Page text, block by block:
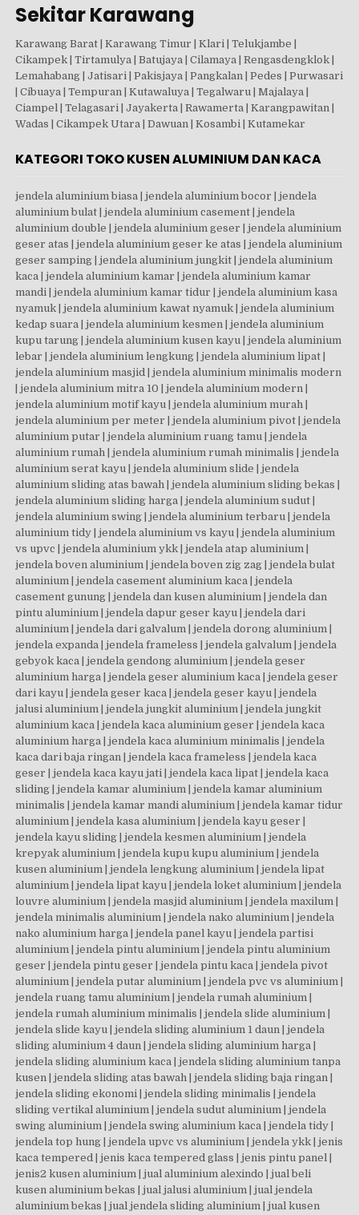
Sekitar Karawang
Karawang Barat | Karawang Timur | Klari | Telukjambe |
Cikampek | Tirtamulya | Batujaya | Cilamaya | Rengasdengklok |
Lemahabang | Jatisari | Pakisjaya | Pangkalan | Pedes | Purwasari
| Cibuaya | Tempuran | Kutawaluya | Tegalwaru | Majalaya |
Ciampel | Telagasari | Jayakerta | Rawamerta | Karangpawitan |
Wadas | Cikampek Utara | Dawuan | Kosambi | Kutamekar
KATEGORI TOKO KUSEN ALUMINIUM DAN KACA
jendela aluminium biasa | jendela aluminium bocor | jendela aluminium bulat | jendela aluminium casement | jendela aluminium double | jendela aluminium geser | jendela aluminium geser atas | jendela aluminium geser ke atas | jendela aluminium geser samping | jendela aluminium jungkit | jendela aluminium kaca | jendela aluminium kamar | jendela aluminium kamar mandi | jendela aluminium kamar tidur | jendela aluminium kasa nyamuk | jendela aluminium kawat nyamuk | jendela aluminium kedap suara | jendela aluminium kesmen | jendela aluminium kupu tarung | jendela aluminium kusen kayu | jendela aluminium lebar | jendela aluminium lengkung | jendela aluminium lipat | jendela aluminium masjid | jendela aluminium minimalis modern | jendela aluminium mitra 10 | jendela aluminium modern | jendela aluminium motif kayu | jendela aluminium murah | jendela aluminium per meter | jendela aluminium pivot | jendela aluminium putar | jendela aluminium ruang tamu | jendela aluminium rumah | jendela aluminium rumah minimalis | jendela aluminium serat kayu | jendela aluminium slide | jendela aluminium sliding atas bawah | jendela aluminium sliding bekas | jendela aluminium sliding harga | jendela aluminium sudut | jendela aluminium swing | jendela aluminium terbaru | jendela aluminium tidy | jendela aluminium vs kayu | jendela aluminium vs upvc | jendela aluminium ykk | jendela atap aluminium | jendela boven aluminium | jendela boven zig zag | jendela bulat aluminium | jendela casement aluminium kaca | jendela casement gunung | jendela dan kusen aluminium | jendela dan pintu aluminium | jendela dapur geser kayu | jendela dari aluminium | jendela dari galvalum | jendela dorong aluminium | jendela expanda | jendela frameless | jendela galvalum | jendela gebyok kaca | jendela gendong aluminium | jendela geser aluminium harga | jendela geser aluminium kaca | jendela geser dari kayu | jendela geser kaca | jendela geser kayu | jendela jalusi aluminium | jendela jungkit aluminium | jendela jungkit aluminium kaca | jendela kaca aluminium geser | jendela kaca aluminium harga | jendela kaca aluminium minimalis | jendela kaca dari baja ringan | jendela kaca frameless | jendela kaca geser | jendela kaca kayu jati | jendela kaca lipat | jendela kaca sliding | jendela kamar aluminium | jendela kamar aluminium minimalis | jendela kamar mandi aluminium | jendela kamar tidur aluminium | jendela kasa aluminium | jendela kayu geser | jendela kayu sliding | jendela kesmen aluminium | jendela krepyak aluminium | jendela kupu kupu aluminium | jendela kusen aluminium | jendela lengkung aluminium | jendela lipat aluminium | jendela lipat kayu | jendela loket aluminium | jendela louvre aluminium | jendela masjid aluminium | jendela maxilum | jendela minimalis aluminium | jendela nako aluminium | jendela nako aluminium harga | jendela panel kayu | jendela partisi aluminium | jendela pintu aluminium | jendela pintu aluminium geser | jendela pintu geser | jendela pintu kaca | jendela pivot aluminium | jendela putar aluminium | jendela pvc vs aluminium | jendela ruang tamu aluminium | jendela rumah aluminium | jendela rumah aluminium minimalis | jendela slide aluminium | jendela slide kayu | jendela sliding aluminium 1 daun | jendela sliding aluminium 4 daun | jendela sliding aluminium harga | jendela sliding aluminium kaca | jendela sliding aluminium tanpa kusen | jendela sliding atas bawah | jendela sliding baja ringan | jendela sliding ekonomi | jendela sliding minimalis | jendela sliding vertikal aluminium | jendela sudut aluminium | jendela swing aluminium | jendela swing aluminium kaca | jendela tidy | jendela top hung | jendela upvc vs aluminium | jendela ykk | jenis kaca tempered | jenis kaca tempered glass | jenis pintu panel | jenis2 kusen aluminium | jual aluminium alexindo | jual beli kusen aluminium bekas | jual jalusi aluminium | jual jendela aluminium bekas | jual jendela sliding aluminium | jual kusen aluminium bekas | jual kusen aluminium bekas terdekat | jual kusen dan pintu aluminium | jual kusen jendela aluminium | jual kusen jendela aluminium bekas | jual kusen pintu aluminium | jual kusen terdekat | jual lis aluminium terdekat | jual partisi kaca | jual partisi kaca bekas | jual pintu aluminium murah | jual pintu dan jendela aluminium | kaca 12mm tempered | kaca 8mm per meter | kaca 8mm tempered | kaca aluminium kantor | kaca aluminium minimalis | kaca aluminium ruko | kaca aluminium rumah | kaca asahi 12 mm | kaca atas pintu | kaca balkon | kaca balkon tempered | kaca bening 10 mm | kaca bening 6mm | kaca buat pintu rumah | kaca clear tempered | kaca clear tempered 5 mm | kaca es tempered | kaca frame aluminium | kaca frameless tempered | kaca geser pintu | kaca geser rumah | kaca intip pintu | kaca intip pintu hotel | kaca jendela aluminium | kaca jendela sliding | kaca jendela sliding aluminium | kaca kamar mandi sliding | kaca kusen aluminium | kaca kusen jendela | kaca laminated 10mm | kaca laminated 5 5 | kaca laminated 6 6 | kaca laminated glass | kaca laminated harga | kaca laminated pecah | kaca laminated tempered | kaca lipat frameless | kaca nako aluminium | kaca partisi kamar mandi | kaca partisi kamar mandi harga | kaca partisi kantor | kaca partisi ruangan | kaca patri pintu | kaca penyekat ruangan | kaca pintu | kaca pintu aluminium | kaca pintu geser | kaca pintu kamar mandi | kaca pintu kantor | kaca pintu minimalis | kaca pintu ruko | kaca pintu rumah | kaca pintu sliding | kaca pintu tempered | kaca pintu toko | kaca polos 12mm | kaca polos 8 mm | kaca samping rumah | kaca sekat toilet | kaca shower aluminium | kaca sliding aluminium | kaca sliding door | kaca stopsol 5mm | kaca stopsol 8mm | kaca tempered 10 mm | kaca tempered 10 mm harga | kaca tempered 10mm harga | kaca tempered 12 mm harga | kaca tempered 12 mm per m2 | kaca tempered 12 mm untuk aquarium | kaca tempered 12mm | kaca tempered 12mm asahimas | kaca tempered 12mm harga | kaca tempered 12mm per m2 | kaca tempered 12mm untuk aquarium | kaca tempered 20 mm | kaca tempered 5mm | kaca tempered 6mm | kaca tempered 8 mm | kaca tempered 8mm asahimas | kaca tempered 8mm harga | kaca tempered artinya | kaca tempered asahi | kaca tempered asahimas | kaca tempered balkon | kaca tempered bekas | kaca tempered bulat | kaca tempered glass 12mm | kaca tempered glass harga | kaca tempered hitam | kaca tempered laminated | kaca tempered lengkung | kaca tempered murah | kaca tempered per m2 | kaca tempered per meter | kaca tempered solo | kaca tempered tahan panas | kaca tempered terdekat | kaca tempered vs kaca biasa | kaca untuk pintu | kaca untuk pintu kamar mandi | kaca untuk pintu rumah | kaca upvc | kaki partisi kaca | kamar kaca aluminium | kamar mandi full kaca | kamar mandi kaca buram | kamar mandi partisi | kamar mandi partisi kaca | kamar mandi pintu geser | kamar mandi pintu kaca | kamar mandi sekat kaca | kamar pintu geser | kamar pintu kaca | kasa nyamuk untuk kusen aluminium | kawat expanda aluminium | kawat nyamuk jendela aluminium | keamanan pintu geser | kekuatan kaca 12mm | kekuatan kaca tempered | kekuatan kaca tempered 10mm | kekuatan kaca tempered 12mm | kekuatan kaca tempered 8mm | kekuatan kusen aluminium | kesmen aluminium | ketebalan aluminium alexindo | ketebalan aluminium inkalum | ketebalan aluminium ykk | ketebalan kaca pintu geser | ketebalan kaca tempered | ketebalan kaca tempered 12 mm | ketebalan kaca tempered 8 mm | kekurangan pintu aluminium | khasiat kaca tempered | kisaran harga kaca tempered | konstruksi aluminium|kusen aluminium | pintu kaca | jendela aluminium | pintu aluminium | partisi kaca | pintu lipat | kaca tempered | pintu geser | pintu panel | harga kusen aluminium | harga pintu aluminium | harga jendela aluminium | pintu kamar mandi aluminium | harga kusen pintu aluminium | harga kusen aluminium per meter | kusen pintu aluminium | harga kaca tempered 10mm | pintu kaca aluminium | harga aluminium per batang | pintu sliding aluminium | pintu sliding | pintu geser aluminium | pintu aluminium kamar mandi | harga pintu kamar mandi aluminium | kusen jendela aluminium | harga jendela aluminium per meter | pintu kaca geser | pintu lipat aluminium | harga kusen jendela aluminium | harga kaca tempered 12mm | kusen aluminium terdekat | harga pintu aluminium per unit | harga pintu rolling door lipat per meter | harga pintu kaca | pintu sliding kaca | pintu aluminium geser | harga pintu kaca geser | pintu aluminium kaca | harga pintu kaca aluminium | harga kaca tempered | jalusi aluminium | harga pintu sliding aluminium | harga kaca tempered 8mm | toko pintu aluminium terdekat | pintu lipat besi | pintu lipat pvc | pintu kawat nyamuk aluminium | kaca tempered 10mm | rolling door geser | harga kusen aluminium 2022 | jendela aluminium harga | harga pintu aluminium 2022 | harga 1 set kusen pintu aluminium | jual pintu aluminium terdekat | pintu sliding kayu | kaca tempered 12mm | jendela aluminium sliding | aluminium alexindo | harga pintu lipat besi per meter 2025 | pintu kaca otomatis | pintu geser kayu | harga pintu kaca aluminium per meter | harga pintu lipat per meter | jual kusen aluminium terdekat | pintu aluminium minimalis | jasa pasang kusen aluminium | harga pintu aluminium kamar mandi | harga pintu aluminium per meter | jendela aluminium minimalis | pintu geser kaca | harga kusen dan pintu aluminium | harga pintu aluminium 2 pintu | partisi kaca kamar mandi | pintu otomatis kaca | harga pintu dan kusen aluminium | kusen aluminium alexindo | pintu kasa nyamuk aluminium | pintu sliding aluminium 2 daun | harga kaca tempered per meter | pintu rumah aluminium | harga rolling door geser per meter | pintu kusen aluminium | harga satu set pintu dan jendela aluminium | harga kusen aluminium 4 inch per batang | harga pintu kawat nyamuk aluminium | harga pintu sliding kaca | pintu garasi lipat | harga kusen pintu aluminium per unit | pintu kaca tempered | harga kusen jendela aluminium per meter | kaca tempered 8mm | harga pintu sliding